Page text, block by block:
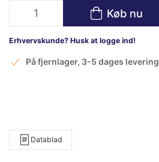
Køb nu
Erhvervskunde? Husk at logge ind!
På fjernlager, 3-5 dages levering
Datablad